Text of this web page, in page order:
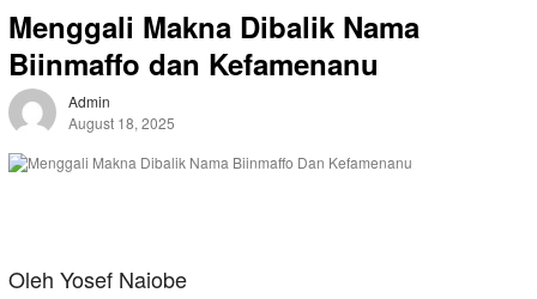
Menggali Makna Dibalik Nama
Biinmaffo dan Kefamenanu
Admin
August 18, 2025
Oleh Yosef Naiobe